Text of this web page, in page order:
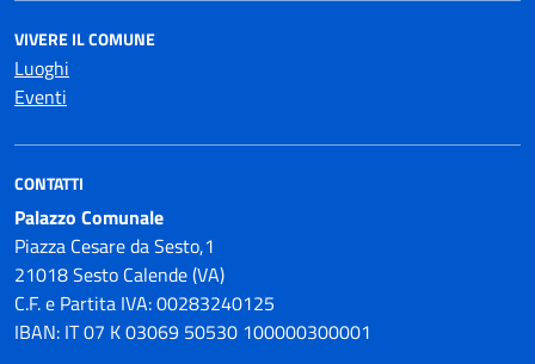
VIVERE IL COMUNE
Luoghi
Eventi
CONTATTI
Palazzo Comunale
Piazza Cesare da Sesto,1
21018 Sesto Calende (VA)
C.F. e Partita IVA: 00283240125
IBAN: IT 07 K 03069 50530 100000300001